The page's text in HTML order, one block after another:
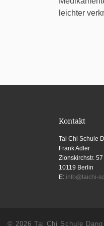
leichter
Kontakt
Tai Chi Schule
Frank Adler
Zionskirchstr. 57
10119 Berlin
E: info@taichi-
© 2026 Tai Chi Schule